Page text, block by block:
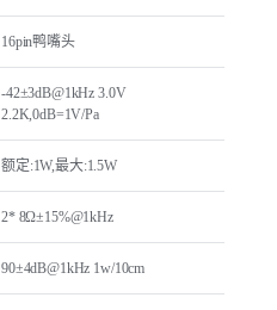
16pin鸭嘴头
-42±3dB@1kHz 3.0V
2.2K,0dB=1V/Pa
额定:1W,最大:1.5W
2* 8Ω±15%@1kHz
90±4dB@1kHz 1w/10cm